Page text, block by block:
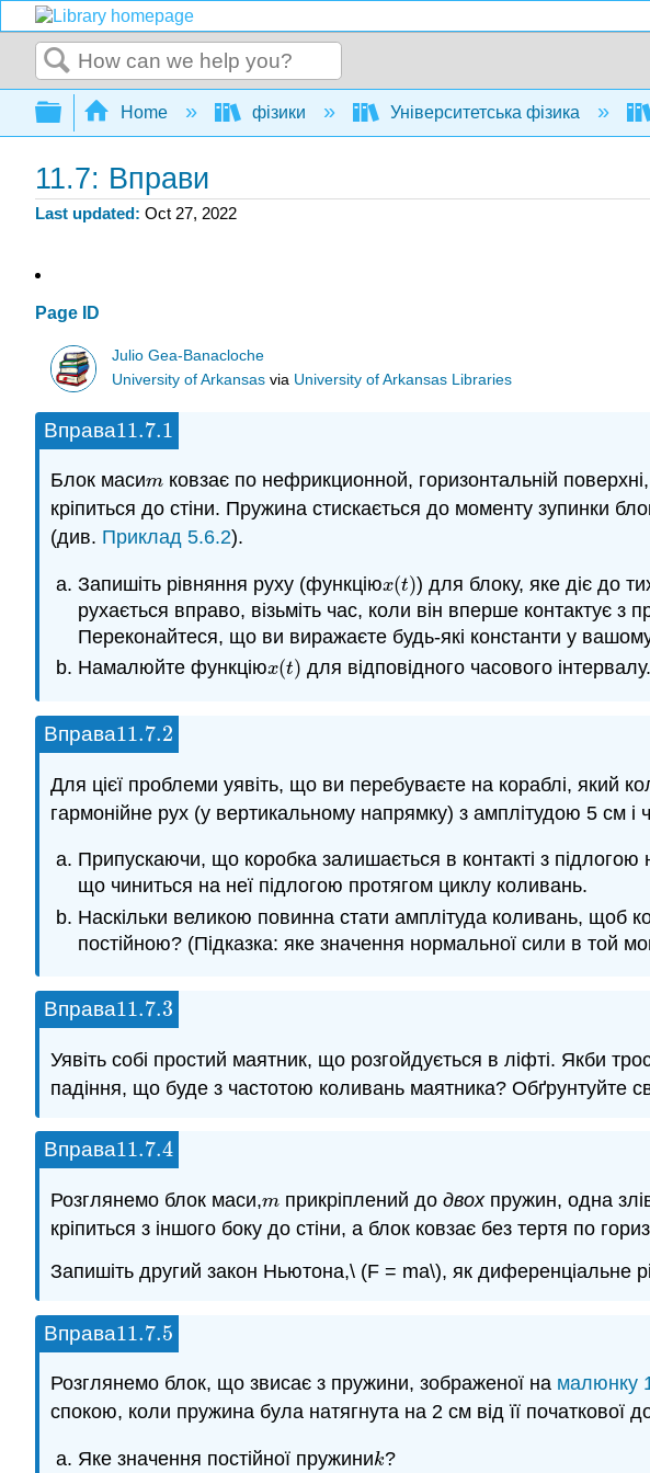
Search
Expand/collapse global hierarchy
Home фізики Університетська фізика
11.7: Вправи
Last updated Oct 27, 2022
Page ID
Julio Gea-Banacloche
University of Arkansasvia University of Arkansas Libraries
Вправа11.7.1
11.7.1
Блок масиm
m ковзає по нефрикционной, горизонтальній
кріпиться до стіни. Пружина стискається до моменту зупинки
(див. Приклад 5.6.2).
Запишіть рівняння руху (функціюx(t)
x(t) ) для блоку, яке діє до
рухається вправо, візьміть час, коли він вперше контактує з
Переконайтеся, що ви виражаєте будь-які константи у
Намалюйте функціюx(t)
x(t) для відповідного часового інтервалу.
Вправа11.7.2
11.7.2
Для цієї проблеми уявіть, що ви перебуваєте на кораблі, який
гармонійне рух (у вертикальному напрямку) з амплітудою 5 см
Припускаючи, що коробка залишається в контакті з підлогою
що чиниться на неї підлогою протягом циклу коливань.
Наскільки великою повинна стати амплітуда коливань, щоб
постійною? (Підказка: яке значення нормальної сили в той
Вправа11.7.3
11.7.3
Уявіть собі простий маятник, що розгойдується в ліфті. Якби
падіння, що буде з частотою коливань маятника? Обґрунтуйте
Вправа11.7.4
11.7.4
Розглянемо блок маси,m
m прикріплений додвохпружин, одна
кріпиться з іншого боку до стіни, а блок ковзає без тертя по
Запишіть другий закон Ньютона,\ (F = ma\), як диференціальне
Вправа11.7.5
11.7.5
Розглянемо блок, що звисає з пружини, зображеної на малюнку
спокою, коли пружина була натягнута на 2 см від її
Яке значення постійної пружиниk
k?